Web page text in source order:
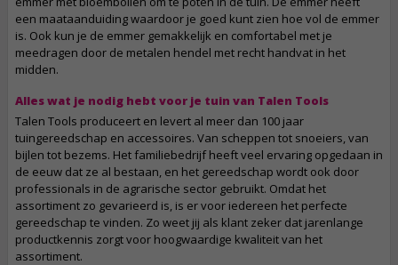
een maataanduiding waardoor je goed kunt zien hoe vol de emmer
is. Ook kun je de emmer gemakkelijk en comfortabel met je
meedragen door de metalen hendel met recht handvat in het
midden.
Alles wat je nodig hebt voor je tuin van Talen Tools
Talen Tools produceert en levert al meer dan 100 jaar
tuingereedschap en accessoires. Van scheppen tot snoeiers, van
bijlen tot bezems. Het familiebedrijf heeft veel ervaring opgedaan in
de eeuw dat ze al bestaan, en het gereedschap wordt ook door
professionals in de agrarische sector gebruikt. Omdat het
assortiment zo gevarieerd is, is er voor iedereen het perfecte
gereedschap te vinden. Zo weet jij als klant zeker dat jarenlange
productkennis zorgt voor hoogwaardige kwaliteit van het
assortiment.